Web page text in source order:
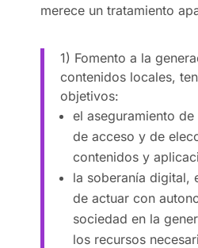
merece un tratamiento
1) Fomento a la
contenidos locales,
objetivos:
el aseguramiento
de acceso y de
contenidos y
la soberanía digital,
de actuar con
sociedad en la
los recursos